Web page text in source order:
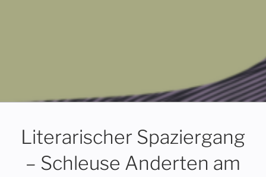
Literarischer Spaziergang
– Schleuse Anderten am